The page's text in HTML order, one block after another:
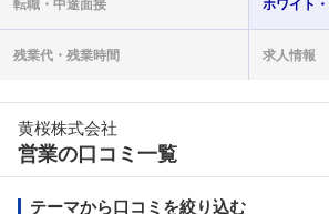
転職・ 中途面接 ホワイト・
残業代・ 残業時間 求人情報
黄桜株式会社
営業の口コミ一覧
テーマから口コミを絞り込む